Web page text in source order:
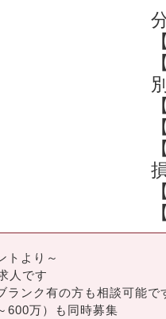
トより～
人です
ランク有の方も相談可能で
600万）も同時募集